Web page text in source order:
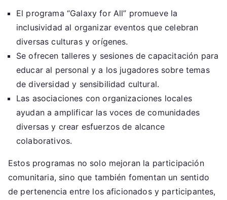
El programa “Galaxy for All” promueve la
inclusividad al organizar eventos que celebran
diversas culturas y orígenes.
Se ofrecen talleres y sesiones de capacitación para
educar al personal y a los jugadores sobre temas
de diversidad y sensibilidad cultural.
Las asociaciones con organizaciones locales
ayudan a amplificar las voces de comunidades
diversas y crear esfuerzos de alcance
colaborativos.
Estos programas no solo mejoran la participación
comunitaria, sino que también fomentan un sentido
de pertenencia entre los aficionados y participantes,